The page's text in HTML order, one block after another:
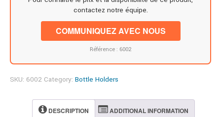
contactez notre équipe.
COMMUNIQUEZ AVEC NOUS
Référence : 6002
SKU: 6002 Category: Bottle Holders
DESCRIPTION ADDITIONAL INFORMATION